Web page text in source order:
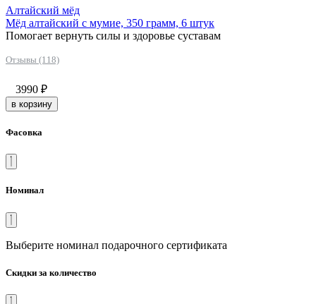
Алтайский мёд
Мёд алтайский с мумие, 350 грамм, 6 штук
Помогает вернуть силы и здоровье суставам
Отзывы (118)
3990 ₽
в корзину
Фасовка
Номинал
Выберите номинал подарочного сертификата
Скидки за количество